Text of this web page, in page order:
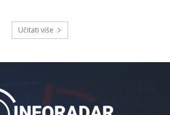
Učitati više